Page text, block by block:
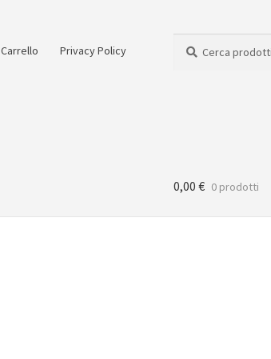
Carrello Privacy Policy
0,00 € 0 prodotti